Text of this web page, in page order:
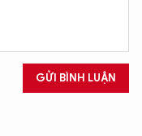
GỬI BÌNH LUẬN